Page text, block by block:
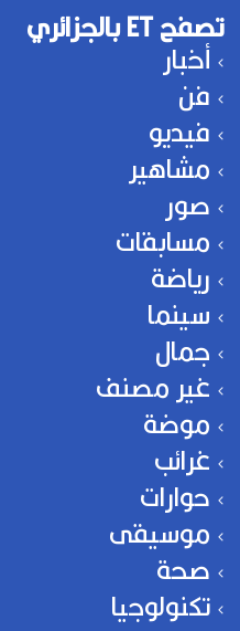
تصفح ET بالجزائري
أخبار
فن
فيديو
مشاهير
صور
مسابقات
رياضة
سينما
جمال
غير مصنف
موضة
غرائب
حوارات
موسيقى
صحة
تكنولوجيا